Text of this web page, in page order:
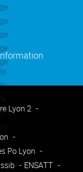
dans une
dans une
dans une
dans une
Lyon 2
Po Lyon
ENSATT